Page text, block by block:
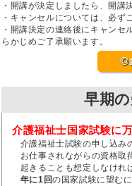
・開講が決定しましたら、開講
・キャンセルについては、必ず
・開講決定の連絡後にキャンセ
らかじめご了承願います。
◎
早期
介護福祉士国家試験に
介護福祉士試験の申し込み
お仕事されながらの資格取
起きることも想定しなけれ
年に1回の国家試験に望む